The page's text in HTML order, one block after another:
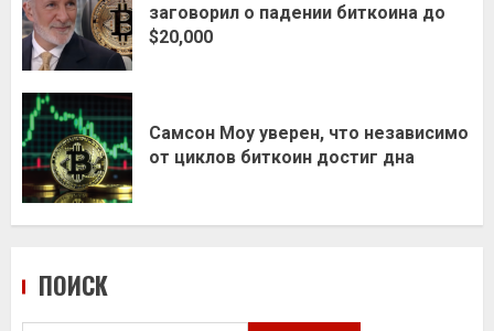
заговорил о падении биткоина до
$20,000
Самсон Моу уверен, что независимо
от циклов биткоин достиг дна
ПОИСК